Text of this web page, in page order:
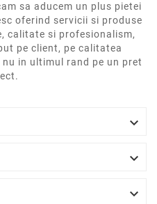
sa aducem un plus pietei
oferind servicii si produse
calitate si profesionalism,
pe client, pe calitatea
in ultimul rand pe un pret


